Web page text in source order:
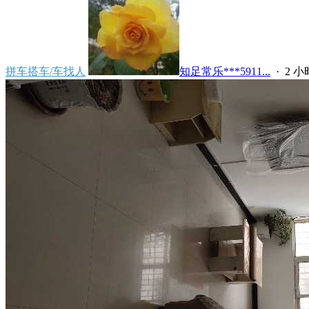
拼车搭车/车找人 知足常乐***5911... · 2 小